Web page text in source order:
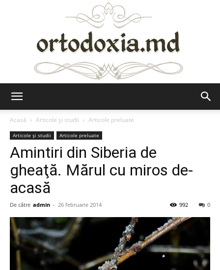
Acasă
Articole şi studii Articole preluate
Articole şi studii Articole preluate
Amintiri din Siberia de
gheaţă. Mărul cu miros de-
acasă
De către admin - 26 februarie 2014 0
992